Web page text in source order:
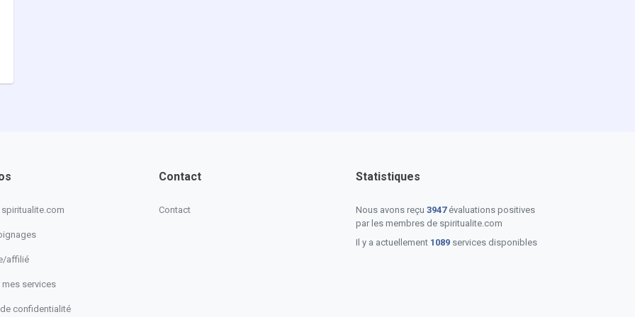
affilié
services
confidentialité
Contact
Contact
Statistiques
Nous avons reçu 3947évaluations positives
par les membres de spiritualite.com
Il y a actuellement 1089services disponibles